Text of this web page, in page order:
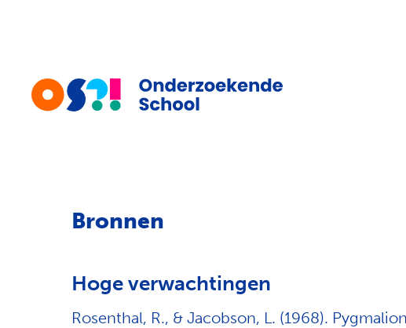
Bronnen
Hoge verwachtingen
Rosenthal, R., & Jacobson, L. (1968).